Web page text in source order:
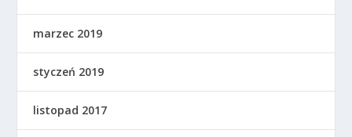
marzec 2019
styczeń 2019
listopad 2017